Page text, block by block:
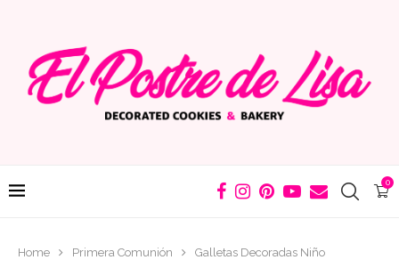
0
Home Primera Comunión
Galletas Decoradas Niño